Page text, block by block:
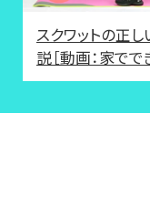
スクワットの正
説［動画：家でで